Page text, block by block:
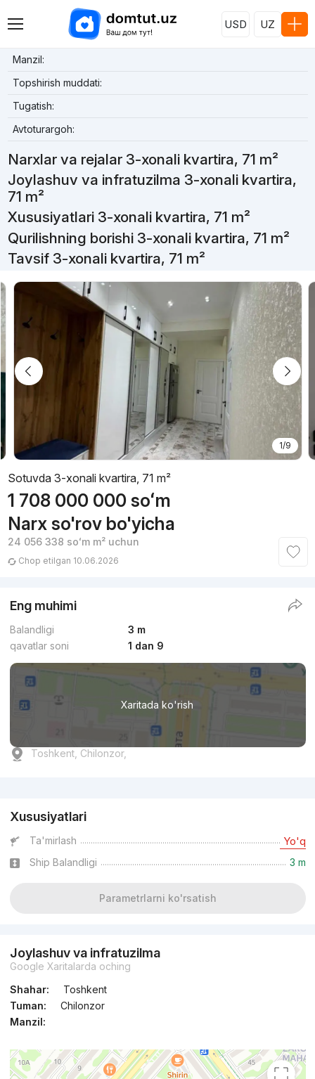
USD UZ
Manzil:
Topshirish muddati:
Tugatish:
Avtoturargoh:
Narxlar va rejalar 3-xonali kvartira, 71 m²
Joylashuv va infratuzilma 3-xonali kvartira,
71 m²
Xususiyatlari 3-xonali kvartira, 71 m²
Qurilishning borishi 3-xonali kvartira, 71 m²
Tavsif 3-xonali kvartira, 71 m²
1/9
Sotuvda 3-xonali kvartira, 71 m²
1 708 000 000 soʻm
Narx so'rov bo'yicha
24 056 338 soʻmm² uchun
Chop etilgan 10.06.2026
Eng muhimi
Balandligi
3 m
qavatlar soni
1 dan 9
Xaritada ko'rish
Toshkent, Chilonzor,
Xususiyatlari
Ta'mirlash Yo'q
Ship Balandligi 3 m
Parametrlarni ko'rsatish
Joylashuv va infratuzilma
Google Xaritalarda oching
Shahar:
Toshkent
Tuman:
Chilonzor
Manzil: